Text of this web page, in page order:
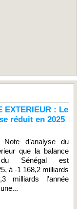
EXTERIEUR : Le
réduit en 2025
d’analyse du
que la balance
du Sénégal est
à -1 168,2 milliards
milliards l'année